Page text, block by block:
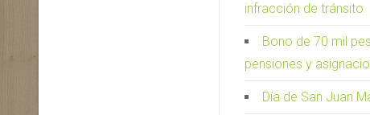
infracción de tránsito
Bono de 70 mil
pensiones y
Día de San Juan